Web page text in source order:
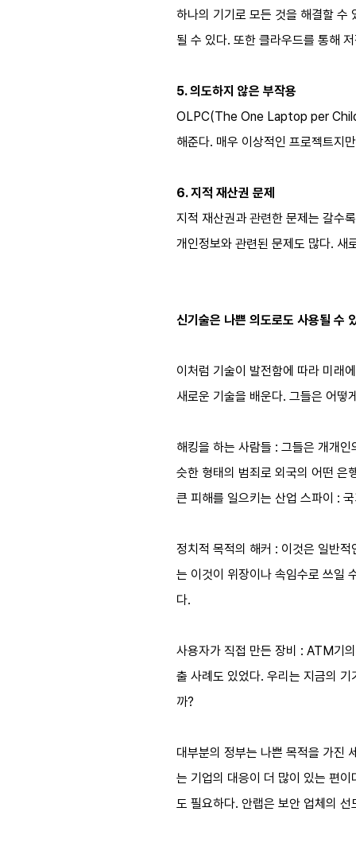
하나의 기기로 모든 것을 해결할 수
될 수 있다. 또한 클라우드를 통해
5. 의도하지 않은 부작용
OLPC(The One Laptop per Child)
해준다. 매우 이상적인 프로젝트지
6. 지적 재산권 문제
지적 재산권과 관련한 문제는 갈수
개인정보와 관련된 문제도 많다. 새
신기술은 나쁜 의도로도 사용될 수
이처럼 기술이 발전함에 따라 미래
새로운 기술을 배운다. 그들은 어떻
해킹을 하는 사람들 : 그들은 개개
슷한 형태의 범죄로 외국의 어떤 은
큰 피해를 일으키는 산업 스파이 :
정치적 목적의 해커 : 이것은 일반
는 이것이 위장이나 속임수로 쓰일
다.
사용자가 직접 만든 장비 : ATM기
출 사례도 있었다. 우리는 지금의
까?
대부분의 정부는 나쁜 목적을 가진
는 기업의 대응이 더 많이 있는 편
도 필요하다. 안랩은 보안 업체의